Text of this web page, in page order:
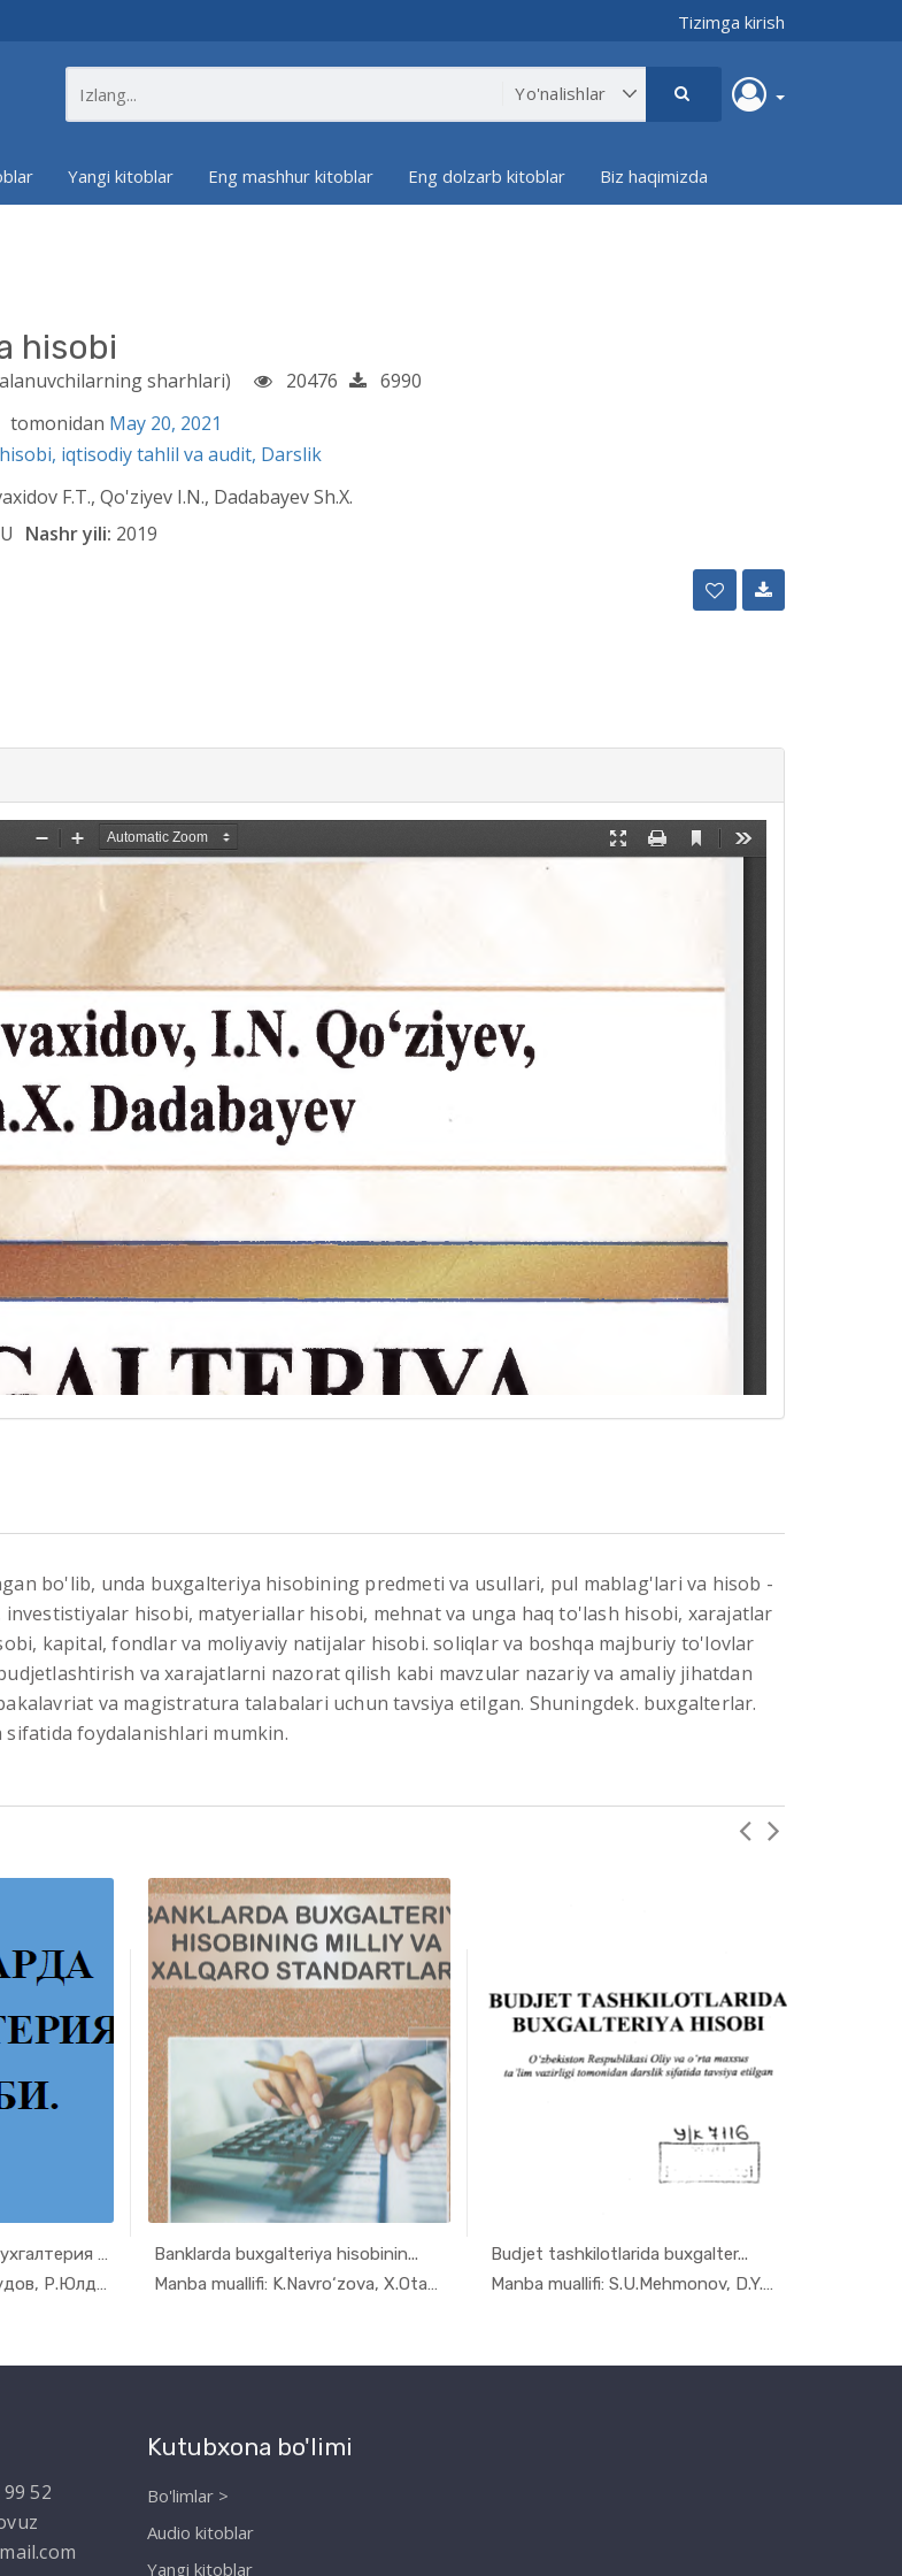
Tizimga kirish
Yangi kitoblar Eng mashhur kitoblar Eng dolzarb kitoblar Biz haqimizda
hisobi
sharhlari) 20476
6990
tomonidan May 20, 2021
iqtisodiy tahlil va audit, Darslik
F.T., Qo'ziyev I.N., Dadabayev Sh.X.
Nashr yili: 2019
bo'lib, unda buxgalteriya hisobining predmeti va usullari, pul mablag'lari va hisob -
hisobi, matyeriallar hisobi, mehnat va unga haq to'lash hisobi, xarajatlar
kapital, fondlar va moliyaviy natijalar hisobi. soliqlar va boshqa majburiy to'lovlar
va xarajatlarni nazorat qilish kabi mavzular nazariy va amaliy jihatdan
va magistratura talabalari uchun tavsiya etilgan. Shuningdek. buxgalterlar.
foydalanishlari mumkin.
Тижорат банкларда бухгалтерия ҳи...
Manba muallifi: С.Махмудов, Р.Юлдашев.
Buxgalt...
Banklarda buxgalteriya hisobinin...
Manba muallifi: K.Navro‘zova, X.Otamurodo...
In Buxgalt...
Budjet tashkilotlarida buxgalter...
Manba muallifi: S.U.Mehmonov, D.Y.Ubaydul...
In Buxgalt...
52
Kutubxona bo'limi
Bo'limlar >
Audio kitoblar
Yangi kitoblar